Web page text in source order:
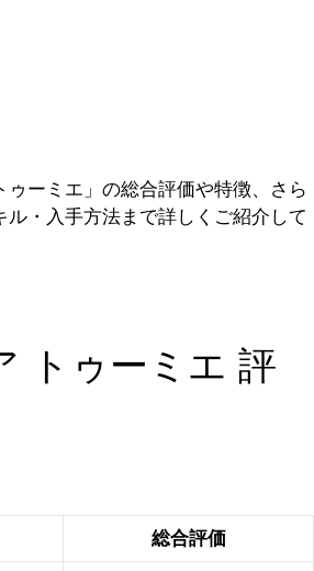
ゥーミエ」の総合評価や特徴、さら
ル・入手方法まで詳しくご紹介して
トゥーミエ 評
総合評価